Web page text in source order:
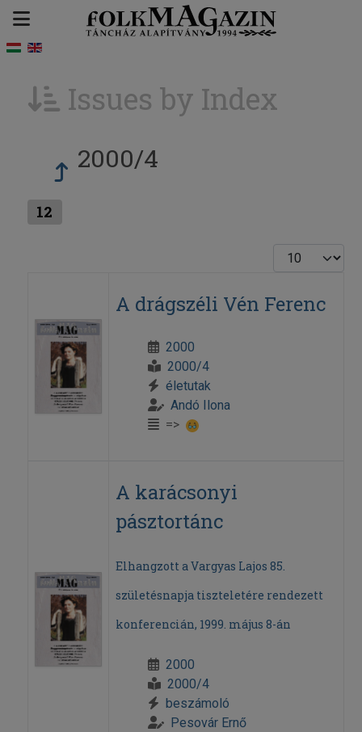
Issues by Index
2000/4
12
Display #
A drágszéli Vén Ferenc
2000
2000/4
életutak
Andó Ilona
=>
A karácsonyi
pásztortánc
Elhangzott a Vargyas Lajos 85.
születésnapja tiszteletére rendezett
konferencián, 1999. május 8-án
2000
2000/4
beszámoló
Pesovár Ernő